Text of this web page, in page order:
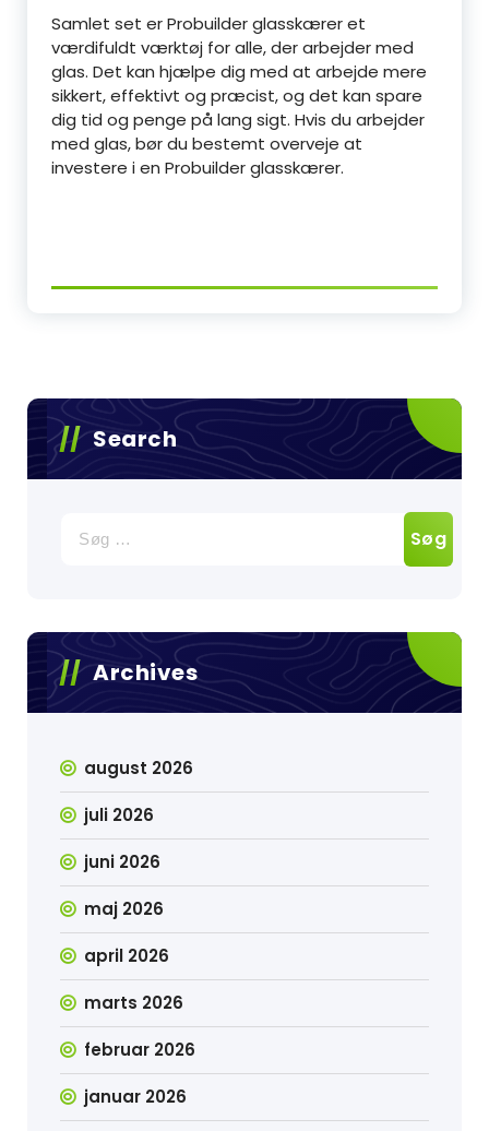
Samlet set er Probuilder glasskærer et
værdifuldt værktøj for alle, der arbejder med
glas. Det kan hjælpe dig med at arbejde mere
sikkert, effektivt og præcist, og det kan spare
dig tid og penge på lang sigt. Hvis du arbejder
med glas, bør du bestemt overveje at
investere i en Probuilder glasskærer.
Search
efter:
Archives
august 2026
juli 2026
juni 2026
maj 2026
april 2026
marts 2026
februar 2026
januar 2026